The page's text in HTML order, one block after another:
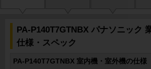
PA-P140T7GTNBX パナソニック
仕様・スペック
PA-P140T7GTNBX 室内機・室外機の仕様